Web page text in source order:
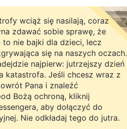
wciąż się nasilają, coraz
zdawać sobie sprawę, że
nie bajki dla dzieci, lecz
się na naszych oczach.
najpierw: jutrzejszy dzień
katastrofa. Jeśli chcesz wraz z
Pana i znaleźć
Bożą ochroną, kliknij
aby dołączyć do
Nie odkładaj tego do jutra.